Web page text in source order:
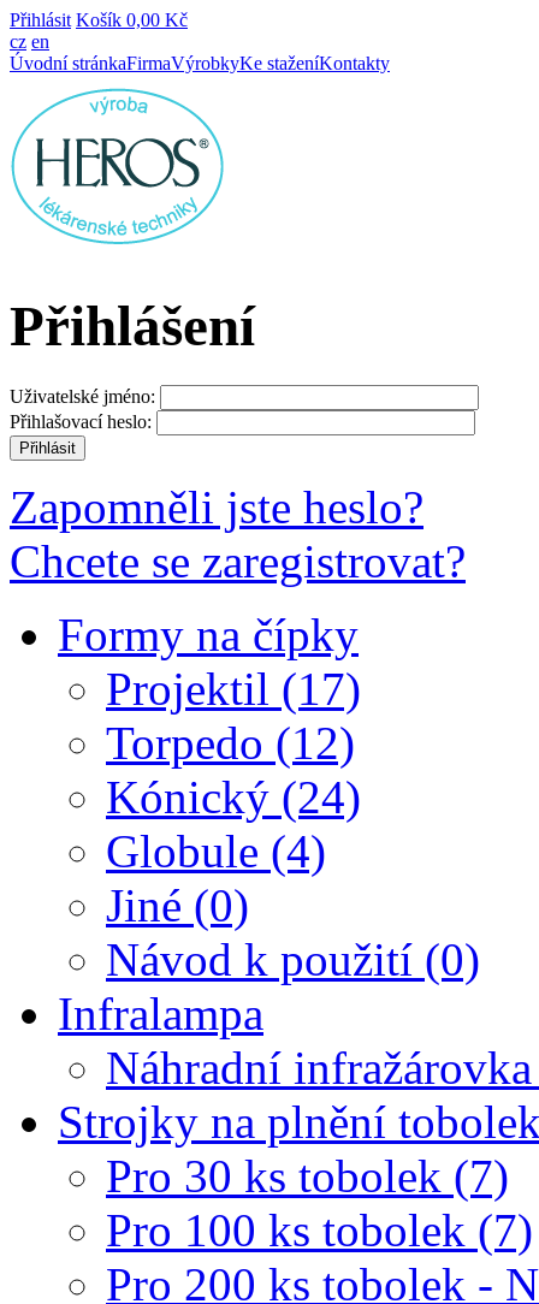
Přihlásit Košík 0,00 Kč
cz en
Úvodní stránkaFirmaVýrobkyKe staženíKontakty
Přihlášení
Uživatelské jméno:
Přihlašovací heslo:
Zapomněli jste heslo?
Chcete se zaregistrovat?
Formy na čípky
Projektil (17)
Torpedo (12)
Kónický (24)
Globule (4)
Jiné (0)
Návod k použití (0)
Infralampa
Náhradní
Strojky na plnění
Pro 30 ks tobolek (7)
Pro 100 ks tobolek (7)
Pro 200 ks tobolek -